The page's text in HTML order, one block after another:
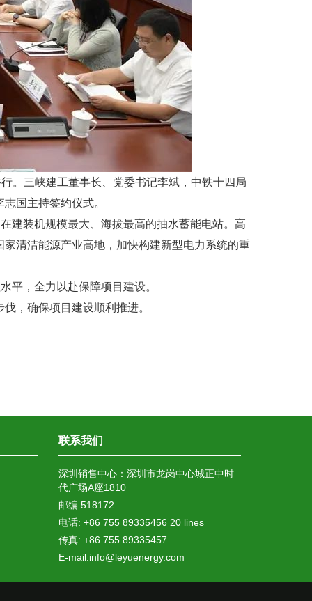
。三峡建工董事长、党委书记李斌，中铁十四局
国主持签约仪式。
建装机规模最大、海拔最高的抽水蓄能电站。高
清洁能源产业高地，加快构建新型电力系统的重
平，全力以赴保障项目建设。
，确保项目建设顺利推进。
联系我们
深圳销售中心：深圳市龙岗中心城正中时
代广场A座1810
邮编:518172
电话: +86 755 89335456 20 lines
传真: +86 755 89335457
E-mail:info@leyuenergy.com